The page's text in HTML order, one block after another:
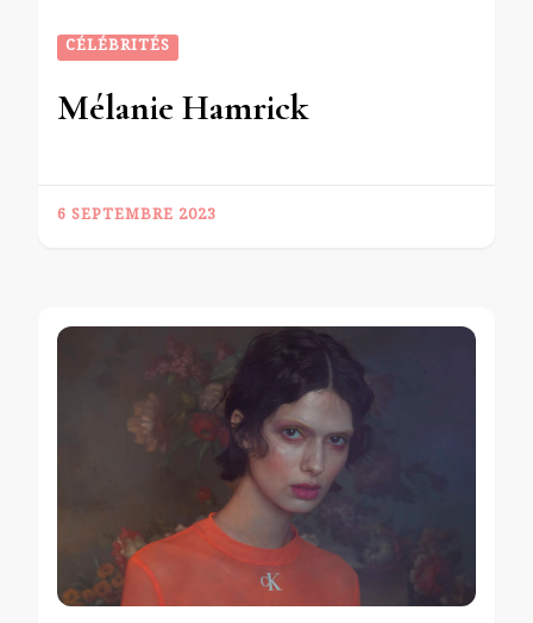
CÉLÉBRITÉS
Mélanie Hamrick
6 SEPTEMBRE 2023